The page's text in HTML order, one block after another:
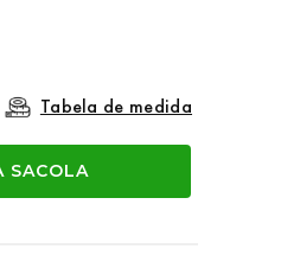
Tabela de medida
SACOLA